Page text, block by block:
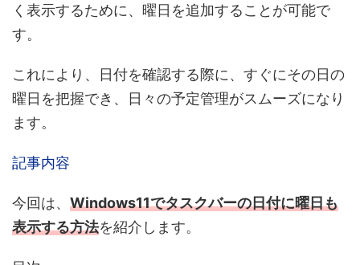
く表示するために、曜日を追加することが可能で
す。
これにより、日付を確認する際に、すぐにその日の
曜日を把握でき、日々の予定管理がスムーズになり
ます。
記事内容
今回は、 Windows11でタスクバーの日付に曜日も
表示する方法を紹介します。